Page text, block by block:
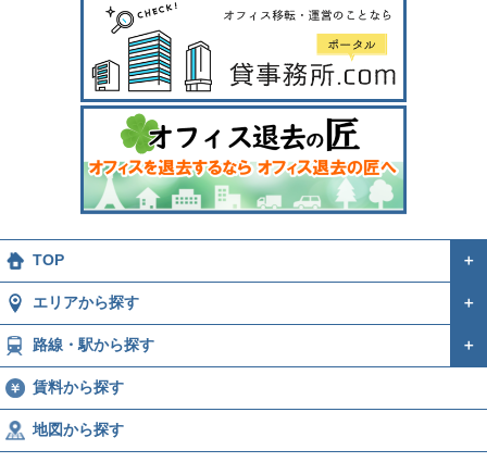
TOP ＋
エリアから探す ＋
路線・駅から探す ＋
賃料から探す
地図から探す